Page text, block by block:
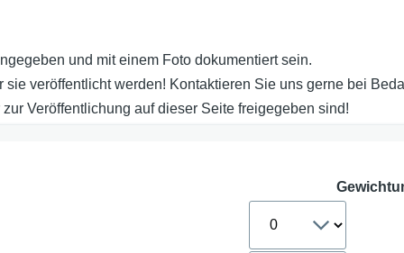
und mit einem Foto dokumentiert sein.
veröffentlicht werden! Kontaktieren Sie uns gerne bei
Veröffentlichung auf dieser Seite freigegeben sind!